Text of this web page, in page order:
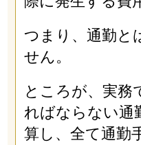
つまり、通勤と
せん。
ところが、実務
ればならない通
算し、全て通勤